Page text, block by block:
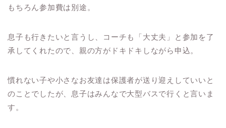
もちろん参加費は別途。
息子も行きたいと言うし、コーチも「大丈夫」と参加を了
承してくれたので、親の方がドキドキしながら申込。
慣れない子や小さなお友達は保護者が送り迎えしていいと
のことでしたが、息子はみんなで大型バスで行くと言いま
す。